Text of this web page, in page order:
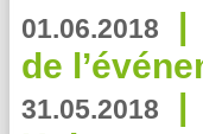
01.06.2018 |
de
31.05.2018 |